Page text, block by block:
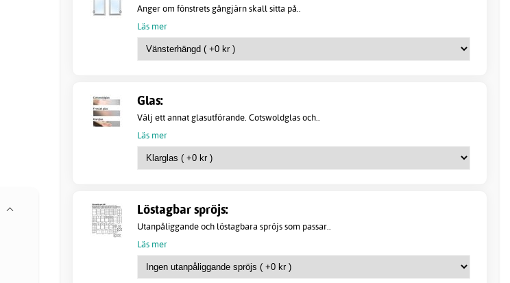
Anger om fönstrets gångjärn skall sitta på..
Läs mer
Glas:
Välj ett annat glasutförande. Cotswoldglas och..
Läs mer
Löstagbar spröjs:
Utanpåliggande och löstagbara spröjs som passar..
Läs mer